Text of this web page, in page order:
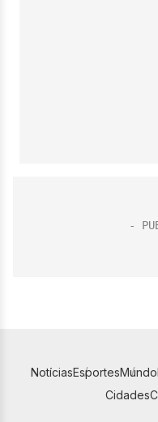
NotíciasEsportesMundo
Cidades